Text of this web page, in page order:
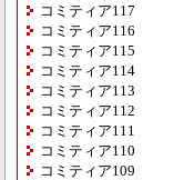
コミティア117
コミティア116
コミティア115
コミティア114
コミティア113
コミティア112
コミティア111
コミティア110
コミティア109